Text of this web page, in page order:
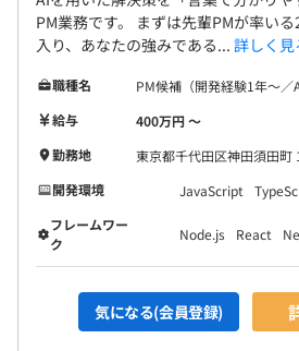
PM業務です。 まずは先輩PMが率い
入り、あなたの強みである... 詳しく見
職種名
PM候補（開発経験1年〜／
給与
400万円 〜
勤務地
東京都千代田区神田須田町
開発環境
JavaScript
フレームワー
ク
Node.js React
気になる(会員登録)